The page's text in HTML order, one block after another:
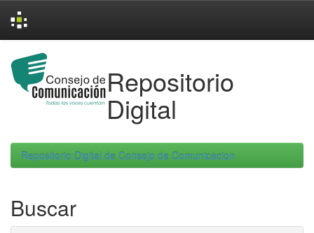
navigation
Repositorio
Digital
Repositorio Digital de Consejo de Comunicacion
Buscar